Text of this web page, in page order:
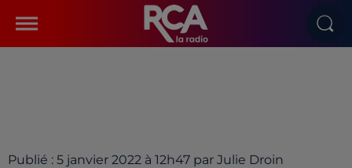
Publié : 5 janvier 2022 à 12h47 par Julie Droin